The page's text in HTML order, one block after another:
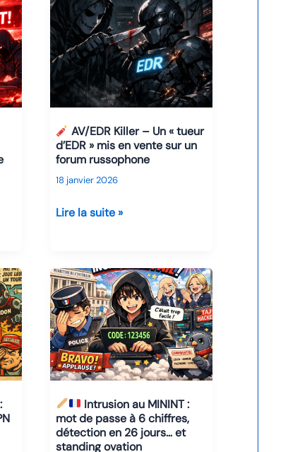
pression
:
exploitation
active
d’un
contournement
SSOAV/EDR Killer – Un « tueur
d’EDR » mis en vente sur un
forum russophone
18 janvier 2026
–
Un
«
tueur
d’EDR
»
mis
en
vente
sur
Lire la suite »
Intrusion au MININT :
mot de passe à 6 chiffres,
détection en 26 jours… et
standing ovation